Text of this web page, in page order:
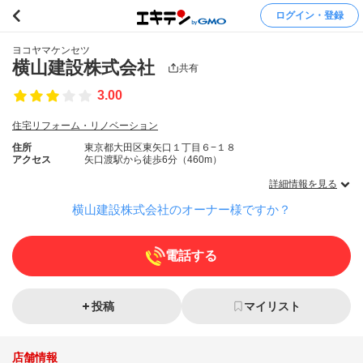
ログイン・登録
ヨコヤマケンセツ
横山建設株式会社 共有
3.00
住宅リフォーム・リノベーション
住所
東京都大田区東矢口１丁目６−１８
アクセス
矢口渡駅から徒歩6分（460m）
詳細情報を見る
横山建設株式会社のオーナー様ですか？
電話する
投稿 マイリスト
店舗情報